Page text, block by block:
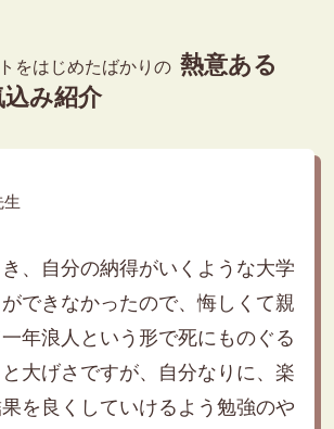
をはじめたばかりの 熱意ある
み紹介
生
、自分の納得がいくような大学
できなかったので、悔しくて親
年浪人という形で死にものぐる
大げさですが、自分なりに、楽
を良くしていけるよう勉強のや